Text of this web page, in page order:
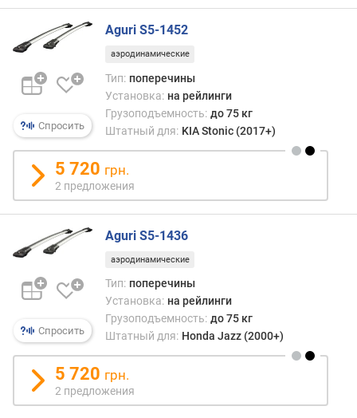
а
п
п
е
е
ч
н
м
Спросить
Aguri S5-1452
аэродинамические
Тип: поперечины
Установка: на рейлинги
Грузоподъемность: до 75 кг
Штатный для: KIA Stonic (2017+)
5 720 грн.
2 предложения
Спросить
Aguri S5-1436
аэродинамические
Тип: поперечины
Установка: на рейлинги
Грузоподъемность: до 75 кг
Штатный для: Honda Jazz (2000+)
5 720 грн.
2 предложения